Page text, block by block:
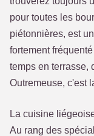
pour toutes les
piétonnières, est
fortement
temps en terrasse,
Outremeuse, c'est
La cuisine
Au rang des